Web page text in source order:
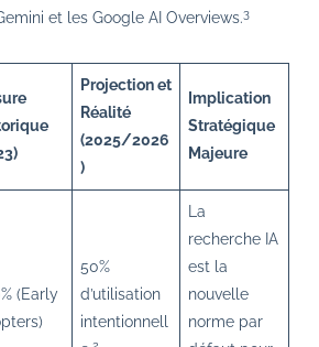
et les Google AI Overviews.3
Projection et
Réalité
(2025/2026
)
Implication
Stratégique
Majeure
(Early
50%
d’utilisation
intentionnell
La
recherche IA
est la
nouvelle
norme par